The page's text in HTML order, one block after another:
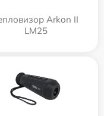
Arkon II
LM25